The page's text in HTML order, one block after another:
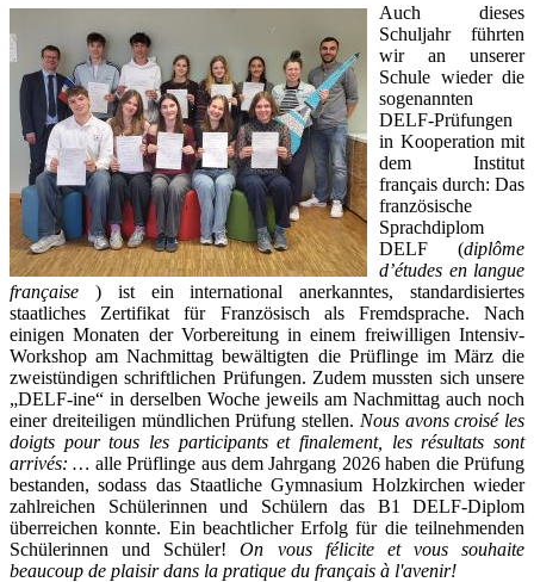
Auch dieses
Schuljahr führten
wir an unserer
Schule wieder die
sogenannten
DELF-Prüfungen
in Kooperation mit
dem Institut
français durch: Das
französische
Sprachdiplom
DELF (diplôme
d’études en langue
française ) ist ein international anerkanntes, standardisiertes
staatliches Zertifikat für Französisch als Fremdsprache. Nach
einigen Monaten der Vorbereitung in einem freiwilligen Intensiv-
Workshop am Nachmittag bewältigten die Prüflinge im März die
zweistündigen schriftlichen Prüfungen. Zudem mussten sich unsere
„DELF-ine“ in derselben Woche jeweils am Nachmittag auch noch
einer dreiteiligen mündlichen Prüfung stellen. Nous avons croisé les
doigts pour tous les participants et finalement, les résultats sont
arrivés: … alle Prüflinge aus dem Jahrgang 2026 haben die Prüfung
bestanden, sodass das Staatliche Gymnasium Holzkirchen wieder
zahlreichen Schülerinnen und Schülern das B1 DELF-Diplom
überreichen konnte. Ein beachtlicher Erfolg für die teilnehmenden
Schülerinnen und Schüler!On vous félicite et vous souhaite
beaucoup de plaisir dans la pratique du français à l'avenir!